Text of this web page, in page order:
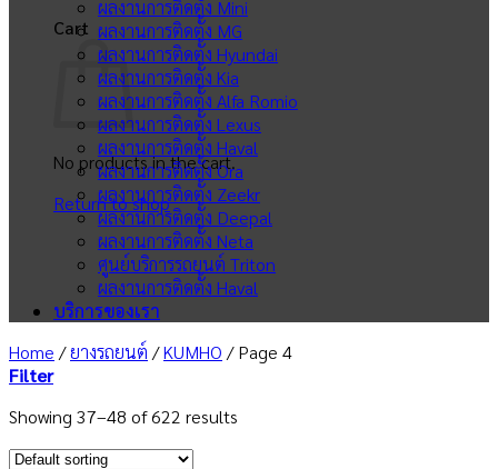
Cart
No products in the cart.
Return to shop
ผลงานการติดตั้ง Mini
ผลงานการติดตั้ง MG
ผลงานการติดตั้ง Hyundai
ผลงานการติดตั้ง Kia
ผลงานการติดตั้ง Alfa Romio
ผลงานการติดตั้ง Lexus
ผลงานการติดตั้ง Haval
ผลงานการติดตั้ง Ora
ผลงานการติดตั้ง Zeekr
ผลงานการติดตั้ง Deepal
ผลงานการติดตั้ง Neta
ศูนย์บริการรถยนต์ Triton
ผลงานการติดตั้ง Haval
บริการของเรา
Home /ยางรถยนต์ /KUMHO /Page 4
Filter
Showing 37–48 of 622 results